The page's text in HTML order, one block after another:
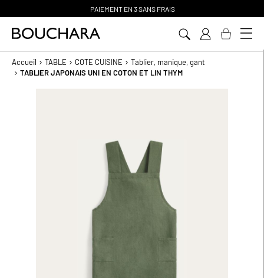
PAIEMENT EN 3 SANS FRAIS
Accueil TABLE COTE CUISINE
Tablier, manique, gant
TABLIER JAPONAIS UNI EN COTON ET LIN THYM